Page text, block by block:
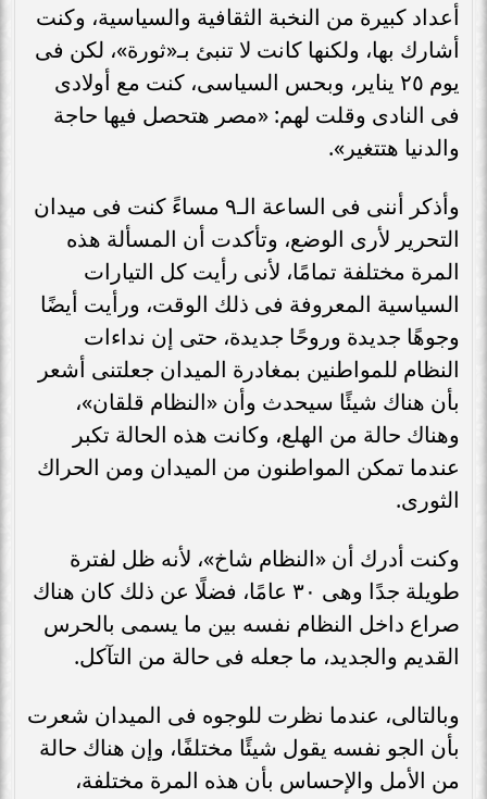
أعداد كبيرة من النخبة الثقافية والسياسية، وكنت
أشارك بها، ولكنها كانت لا تنبئ بـ«ثورة»، لكن فى
يوم ٢٥ يناير، وبحس السياسى، كنت مع أولادى
فى النادى وقلت لهم: «مصر هتحصل فيها حاجة
والدنيا هتتغير».
وأذكر أننى فى الساعة الـ٩ مساءً كنت فى ميدان
التحرير لأرى الوضع، وتأكدت أن المسألة هذه
المرة مختلفة تمامًا، لأنى رأيت كل التيارات
السياسية المعروفة فى ذلك الوقت، ورأيت أيضًا
وجوهًا جديدة وروحًا جديدة، حتى إن نداءات
النظام للمواطنين بمغادرة الميدان جعلتنى أشعر
بأن هناك شيئًا سيحدث وأن «النظام قلقان»،
وهناك حالة من الهلع، وكانت هذه الحالة تكبر
عندما تمكن المواطنون من الميدان ومن الحراك
الثورى.
وكنت أدرك أن «النظام شاخ»، لأنه ظل لفترة
طويلة جدًا وهى ٣٠ عامًا، فضلًا عن ذلك كان هناك
صراع داخل النظام نفسه بين ما يسمى بالحرس
القديم والجديد، ما جعله فى حالة من التآكل.
وبالتالى، عندما نظرت للوجوه فى الميدان شعرت
بأن الجو نفسه يقول شيئًا مختلفًا، وإن هناك حالة
من الأمل والإحساس بأن هذه المرة مختلفة،